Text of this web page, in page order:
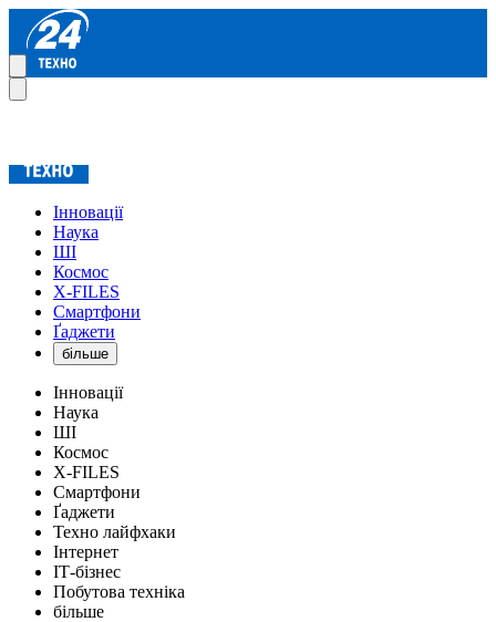
Інновації
Наука
ШІ
Космос
X-FILES
Смартфони
Ґаджети
більше
Інновації
Наука
ШІ
Космос
X-FILES
Смартфони
Ґаджети
Техно лайфхаки
Інтернет
ІТ-бізнес
Побутова техніка
більше